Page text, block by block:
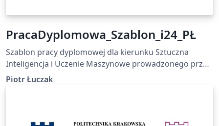
PracaDyplomowa_Szablon_i24_PŁ
Szablon pracy dyplomowej dla kierunku Sztuczna
Inteligencja i Uczenie Maszynowe prowadzonego przez
Instytut Informatyki Stosowanej Politechniki Łódzkiej
Piotr Łuczak